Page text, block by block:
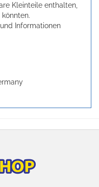
Kleinteile enthalten,
Informationen